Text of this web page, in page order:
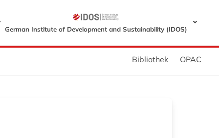
German Institute of Development and Sustainability (IDOS)
Bibliothek OPAC